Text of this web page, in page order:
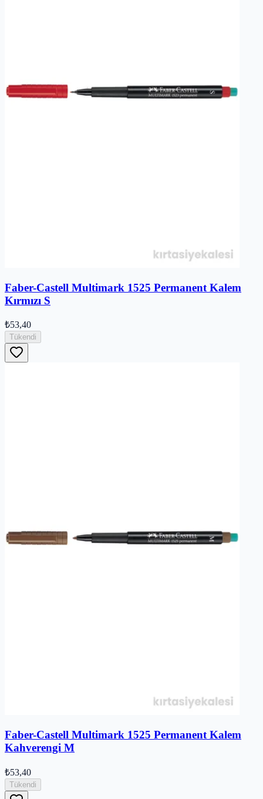
Faber-Castell Multimark 1525 Permanent Kalem
Kırmızı S
₺53,40
Tükendi
Faber-Castell Multimark 1525 Permanent Kalem
Kahverengi M
₺53,40
Tükendi